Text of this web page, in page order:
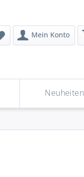
Mein Konto
Neuheiten